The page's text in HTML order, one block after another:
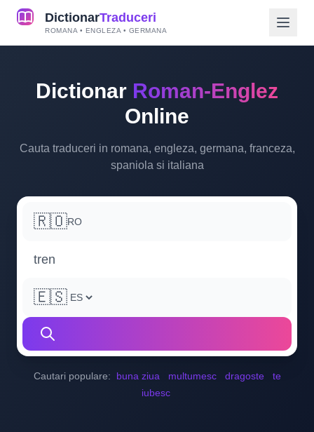
DictionarTraduceri
ROMANA • ENGLEZA • GERMANA
Dictionar Roman-Englez
Online
Cauta traduceri in romana, engleza, germana, franceza,
spaniola si italiana
🇷🇴RO
🇪🇸
Cautari populare: buna ziua multumesc dragoste
te
iubesc